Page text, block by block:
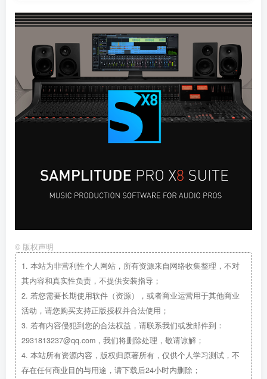
© 版权声明
1. 本站为非营利性个人网站，所有资源来自网络收集整理，不对
其内容和真实性负责，不提供安装指导；
2. 若您需要长期使用软件（资源），或者商业运营用于其他商业
活动，请您购买支持正版授权并合法使用；
3. 若有内容侵犯到您的合法权益，请联系我们或发邮件到：
2931813237@qq.com，我们将删除处理，敬请谅解；
4. 本站所有资源内容，版权归原著所有，仅供个人学习测试，不
存在任何商业目的与用途，请下载后24小时内删除；